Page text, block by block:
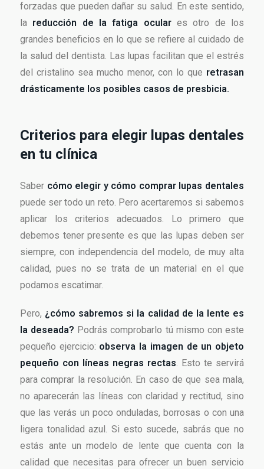
forzadas que pueden dañar su salud. En este sentido,
la reducción de la fatiga oculares otro de los
grandes beneficios en lo que se refiere al cuidado de
la salud del dentista. Las lupas facilitan que el estrés
del cristalino sea mucho menor, con lo que retrasan
drásticamente los posibles casos de presbicia.
Criterios para elegir lupas dentales
en tu clínica
Saber cómo elegir y cómo comprar lupas dentales
puede ser todo un reto. Pero acertaremos si sabemos
aplicar los criterios adecuados. Lo primero que
debemos tener presente es que las lupas deben ser
siempre, con independencia del modelo, de muy alta
calidad, pues no se trata de un material en el que
podamos escatimar.
Pero, ¿cómo sabremos si la calidad de la lente es
la deseada? Podrás comprobarlo tú mismo con este
pequeño ejercicio: observa la imagen de un objeto
pequeño con líneas negras rectas. Esto te servirá
para comprar la resolución. En caso de que sea mala,
no aparecerán las líneas con claridad y rectitud, sino
que las verás un poco onduladas, borrosas o con una
ligera tonalidad azul. Si esto sucede, sabrás que no
estás ante un modelo de lente que cuenta con la
calidad que necesitas para ofrecer un buen servicio